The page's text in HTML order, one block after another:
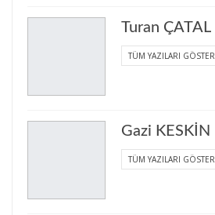
Turan ÇATAL
TÜM YAZILARI GÖSTER
Gazi KESKİN
TÜM YAZILARI GÖSTER